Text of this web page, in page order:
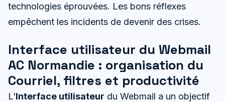
technologies éprouvées. Les bons réflexes
empêchent les incidents de devenir des crises.
Interface utilisateur du Webmail
AC Normandie : organisation du
Courriel, filtres et productivité
L’Interface utilisateur du Webmail a un objectif